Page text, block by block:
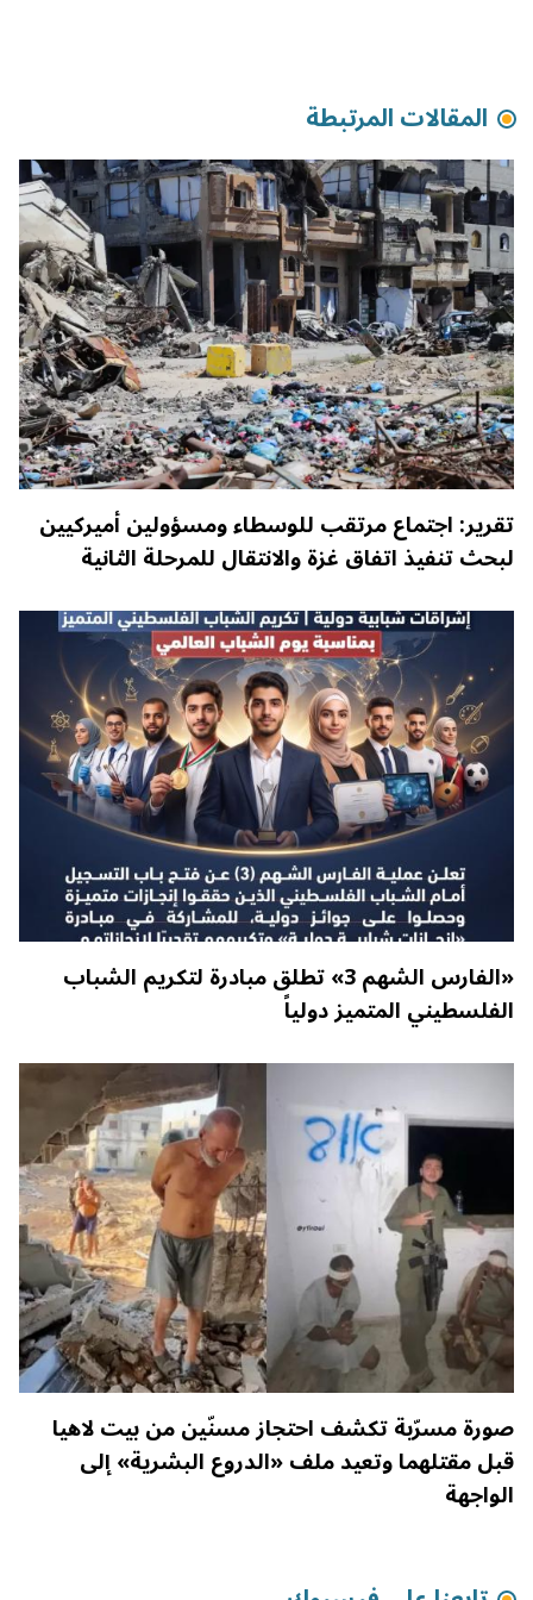
المقالات المرتبطة
تقرير: اجتماع مرتقب للوسطاء ومسؤولين أميركيين
لبحث تنفيذ اتفاق غزة والانتقال للمرحلة الثانية
«الفارس الشهم 3» تطلق مبادرة لتكريم الشباب
الفلسطيني المتميز دولياً
صورة مسرّبة تكشف احتجاز مسنّين من بيت لاهيا
قبل مقتلهما وتعيد ملف «الدروع البشرية» إلى
الواجهة